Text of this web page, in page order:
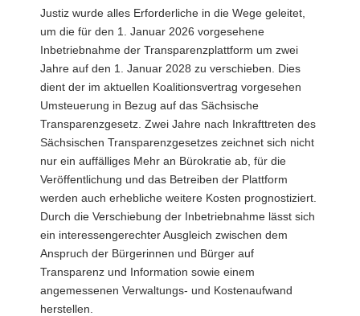
Justiz wurde alles Erforderliche in die Wege geleitet,
um die für den 1. Januar 2026 vorgesehene
Inbetriebnahme der Transparenzplattform um zwei
Jahre auf den 1. Januar 2028 zu verschieben. Dies
dient der im aktuellen Koalitionsvertrag vorgesehen
Umsteuerung in Bezug auf das Sächsische
Transparenzgesetz. Zwei Jahre nach Inkrafttreten des
Sächsischen Transparenzgesetzes zeichnet sich nicht
nur ein auffälliges Mehr an Bürokratie ab, für die
Veröffentlichung und das Betreiben der Plattform
werden auch erhebliche weitere Kosten prognostiziert.
Durch die Verschiebung der Inbetriebnahme lässt sich
ein interessengerechter Ausgleich zwischen dem
Anspruch der Bürgerinnen und Bürger auf
Transparenz und Information sowie einem
angemessenen Verwaltungs- und Kostenaufwand
herstellen.